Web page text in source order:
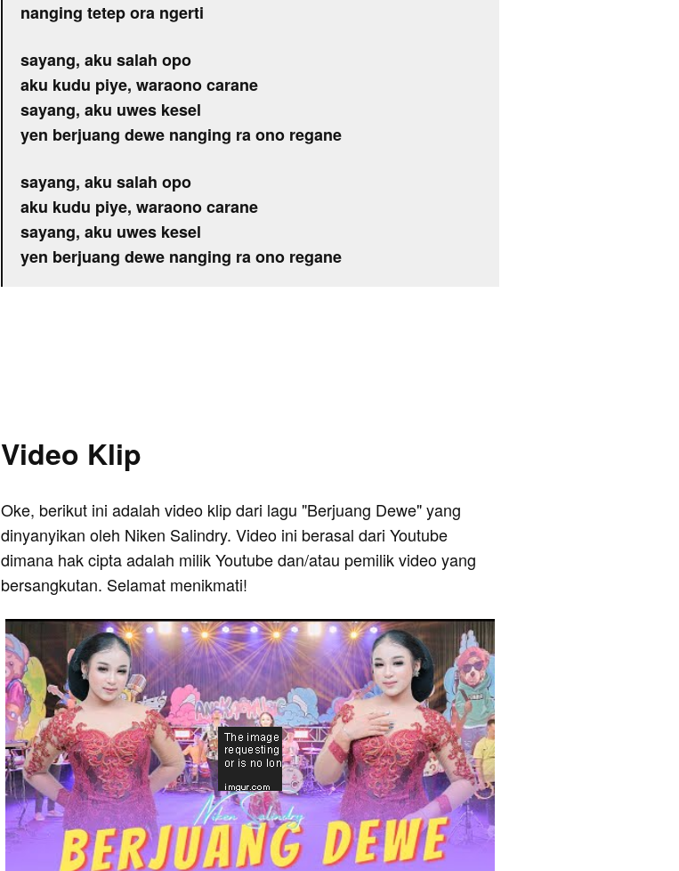
nanging tetep ora ngerti
sayang, aku salah opo
aku kudu piye, waraono carane
sayang, aku uwes kesel
yen berjuang dewe nanging ra ono regane
sayang, aku salah opo
aku kudu piye, waraono carane
sayang, aku uwes kesel
yen berjuang dewe nanging ra ono regane
Video Klip
Oke, berikut ini adalah video klip dari lagu "Berjuang Dewe" yang
dinyanyikan oleh Niken Salindry. Video ini berasal dari Youtube
dimana hak cipta adalah milik Youtube dan/atau pemilik video yang
bersangkutan. Selamat menikmati!